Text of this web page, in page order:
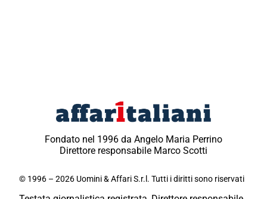
Fondato nel 1996 da Angelo Maria Perrino
Direttore responsabile Marco Scotti
© 1996 – 2026 Uomini & Affari S.r.l. Tutti i diritti sono riservati